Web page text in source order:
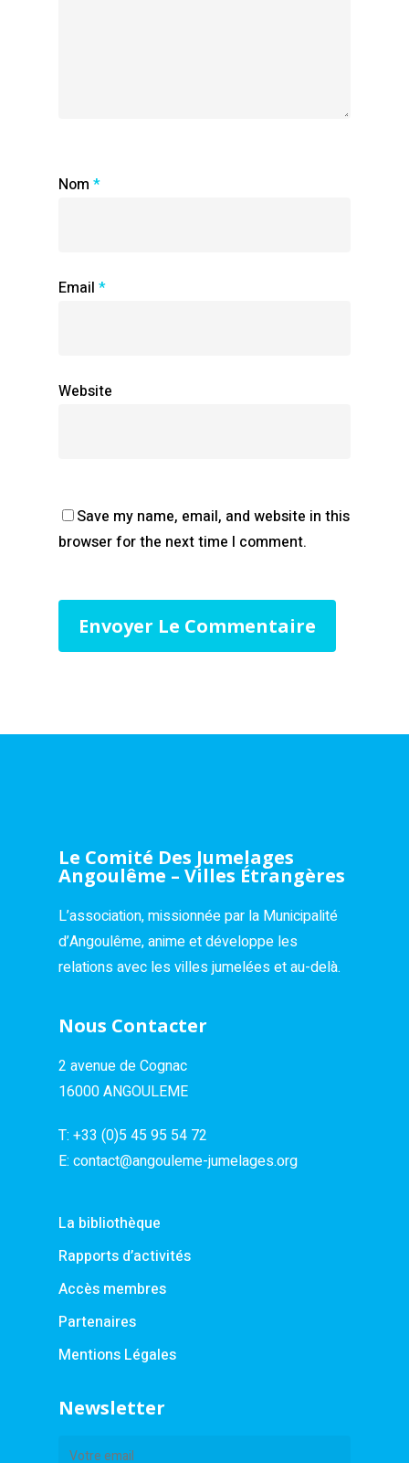
Nom *
Email *
Website
Save my name, email, and website in this
browser for the next time I comment.
Le Comité Des Jumelages
Angoulême – Villes Étrangères
L’association, missionnée par la Municipalité
d’Angoulême, anime et développe les
relations avec les villes jumelées et au-delà.
Nous Contacter
2 avenue de Cognac
16000 ANGOULEME
T: +33 (0)5 45 95 54 72
E: contact@angouleme-jumelages.org
La bibliothèque
Rapports d’activités
Accès membres
Partenaires
Mentions Légales
Newsletter